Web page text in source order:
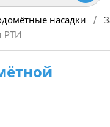
насадки /
РТИ